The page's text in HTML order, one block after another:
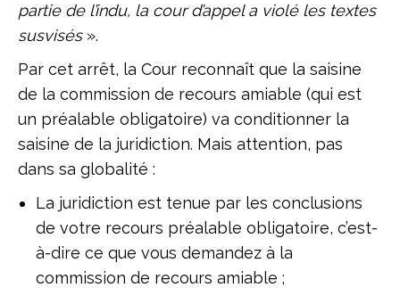
partie de l’indu, la cour d’appel a violé les textes
susvisés».
Par cet arrêt, la Cour reconnaît que la saisine
de la commission de recours amiable (qui est
un préalable obligatoire) va conditionner la
saisine de la juridiction. Mais attention, pas
dans sa globalité :
La juridiction est tenue par les conclusions
de votre recours préalable obligatoire, c’est-
à-dire ce que vous demandez à la
commission de recours amiable ;